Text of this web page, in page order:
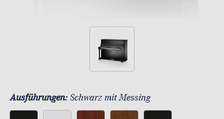
Ausführungen: Schwarz mit Messing